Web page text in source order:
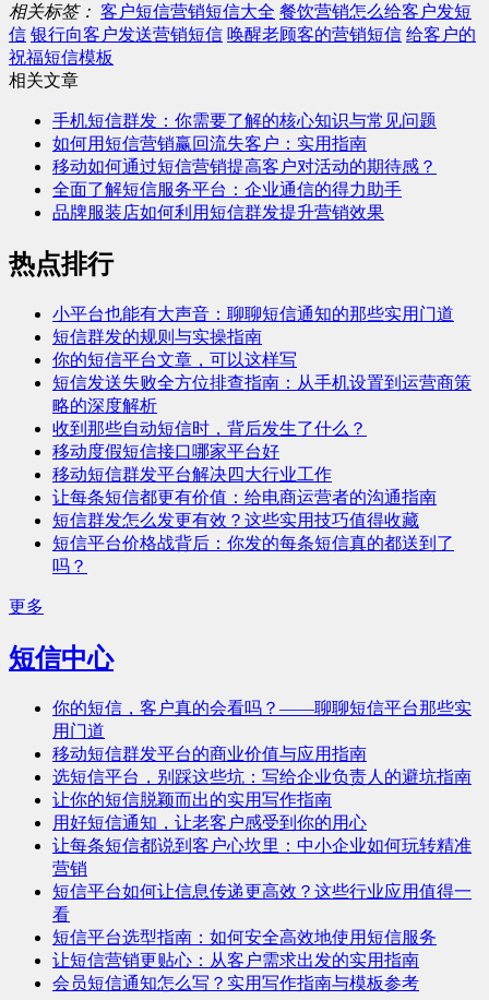
相关标签： 客户短信营销短信大全 餐饮营销怎么给客户发短
信 银行向客户发送营销短信 唤醒老顾客的营销短信 给客户的
祝福短信模板
相关文章
手机短信群发：你需要了解的核心知识与常见问题
如何用短信营销赢回流失客户：实用指南
移动如何通过短信营销提高客户对活动的期待感？
全面了解短信服务平台：企业通信的得力助手
品牌服装店如何利用短信群发提升营销效果
热点排行
小平台也能有大声音：聊聊短信通知的那些实用门道
短信群发的规则与实操指南
你的短信平台文章，可以这样写
短信发送失败全方位排查指南：从手机设置到运营商策
略的深度解析
收到那些自动短信时，背后发生了什么？
移动度假短信接口哪家平台好
移动短信群发平台解决四大行业工作
让每条短信都更有价值：给电商运营者的沟通指南
短信群发怎么发更有效？这些实用技巧值得收藏
短信平台价格战背后：你发的每条短信真的都送到了
吗？
更多
短信中心
你的短信，客户真的会看吗？——聊聊短信平台那些实
用门道
移动短信群发平台的商业价值与应用指南
选短信平台，别踩这些坑：写给企业负责人的避坑指南
让你的短信脱颖而出的实用写作指南
用好短信通知，让老客户感受到你的用心
让每条短信都说到客户心坎里：中小企业如何玩转精准
营销
短信平台如何让信息传递更高效？这些行业应用值得一
看
短信平台选型指南：如何安全高效地使用短信服务
让短信营销更贴心：从客户需求出发的实用指南
会员短信通知怎么写？实用写作指南与模板参考